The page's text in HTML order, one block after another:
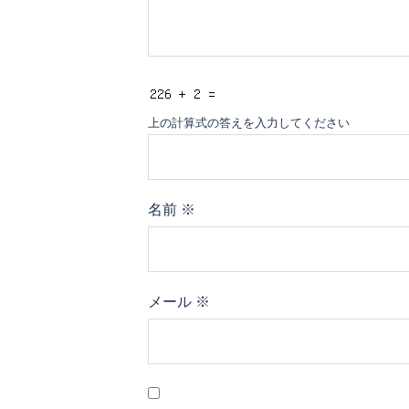
上の計算式の答えを入力してください
名前 ※
メール ※